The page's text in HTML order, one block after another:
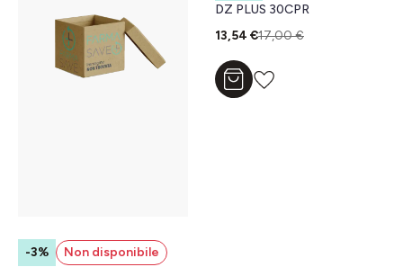
-3%
Non disponibile
DZ PLUS 30CPR
13,54 €17,00 €
Aggiungi al carrello